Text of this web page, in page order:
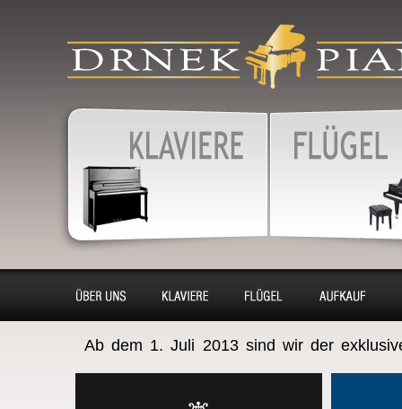
Klaviere, Klassik piano,
Konzertflügel, Cembalo -
Vermietung, Aufkaufen,
Renovierung, Stimmung
Ab dem 1. Juli 2013 sind wir der
Über uns Klaviere Flügel Ankauf